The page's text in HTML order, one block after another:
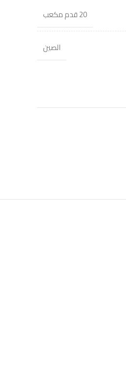
20 قدم مكعب
الصين